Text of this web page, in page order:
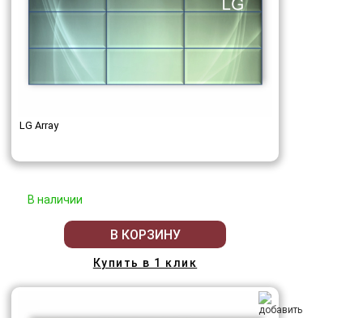
LG Array
В наличии
В КОРЗИНУ
Купить в 1 клик